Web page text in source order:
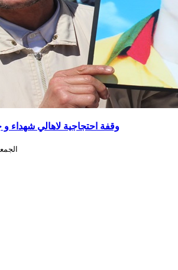
وقفة احتجاجية لاهالي شهداء و
الجمعة، 11 أفريل،